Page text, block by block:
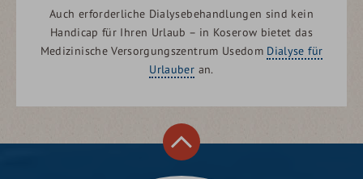
Entfernung zur Wand bzw. zur Seite, wo kein Griff ist,
beträgt 1 m. Toilettenhöhe ist 53 cm. Es besteht
nach Absprache die Möglichkeit, eine
Toilettenerhöhung zu montieren. Die Spiegel am
Waschbecken sind hier nicht klappbar.
DieBäder in den behindertengerechten
sind noch geräumiger und haben
zusätzlich einen zweiten Haltegriff neben der
Toilette, den man hochklappen kann. Diese Bäder
Auch erforderliche Dialysebehandlungen sind kein
Handicap für Ihren Urlaub – in Koserow bietet das
Medizinische Versorgungszentrum Usedom Dialyse für
Urlauber an.